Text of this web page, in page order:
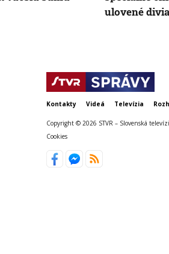
ulovené
Kontakty Videá Televízia
Copyright © 2026 STVR – Slovenská
Cookies